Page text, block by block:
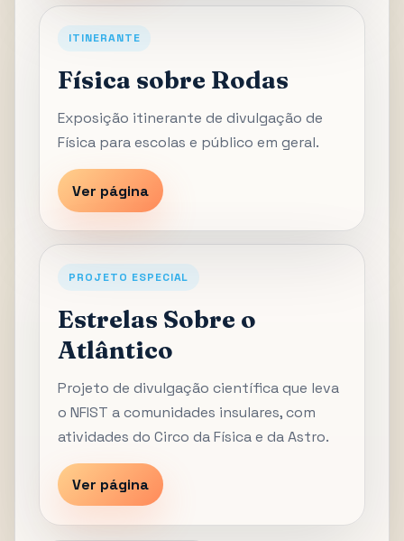
ITINERANTE
Física sobre Rodas
Exposição itinerante de divulgação de
Física para escolas e público em geral.
Ver página
PROJETO ESPECIAL
Estrelas Sobre o
Atlântico
Projeto de divulgação científica que leva
o NFIST a comunidades insulares, com
atividades do Circo da Física e da Astro.
Ver página